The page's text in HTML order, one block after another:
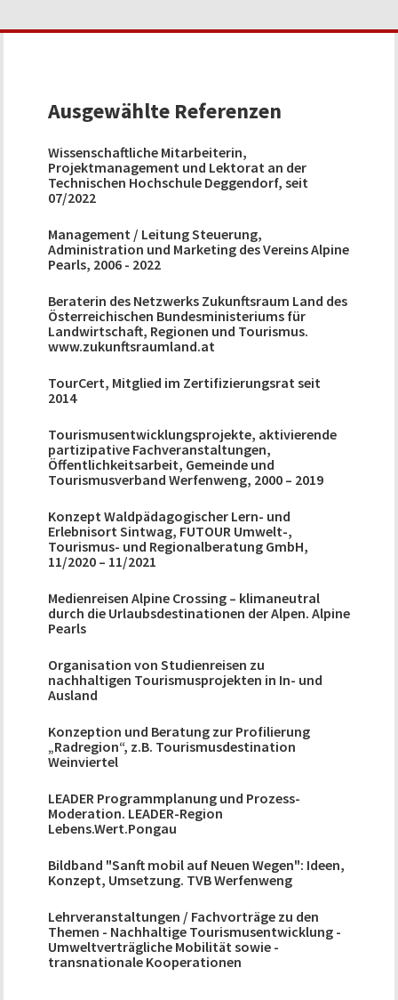
Ausgewählte Referenzen
Wissenschaftliche Mitarbeiterin,
Projektmanagement und Lektorat an der
Technischen Hochschule Deggendorf, seit
07/2022
Management / Leitung Steuerung,
Administration und Marketing des Vereins Alpine
Pearls, 2006 - 2022
Beraterin des Netzwerks Zukunftsraum Land des
Österreichischen Bundesministeriums für
Landwirtschaft, Regionen und Tourismus.
www.zukunftsraumland.at
TourCert, Mitglied im Zertifizierungsrat seit
2014
Tourismusentwicklungsprojekte, aktivierende
partizipative Fachveranstaltungen,
Öffentlichkeitsarbeit, Gemeinde und
Tourismusverband Werfenweng, 2000 – 2019
Konzept Waldpädagogischer Lern- und
Erlebnisort Sintwag, FUTOUR Umwelt-,
Tourismus- und Regionalberatung GmbH,
11/2020 – 11/2021
Medienreisen Alpine Crossing – klimaneutral
durch die Urlaubsdestinationen der Alpen. Alpine
Pearls
Organisation von Studienreisen zu
nachhaltigen Tourismusprojekten in In- und
Ausland
Konzeption und Beratung zur Profilierung
„Radregion“, z.B. Tourismusdestination
Weinviertel
LEADER Programmplanung und Prozess-
Moderation. LEADER-Region
Lebens.Wert.Pongau
Bildband "Sanft mobil auf Neuen Wegen": Ideen,
Konzept, Umsetzung. TVB Werfenweng
Lehrveranstaltungen / Fachvorträge zu den
Themen - Nachhaltige Tourismusentwicklung -
Umweltverträgliche Mobilität sowie -
transnationale Kooperationen